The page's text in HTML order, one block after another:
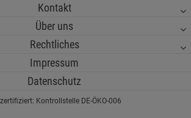
Kontakt
Über uns
Rechtliches
Impressum
Datenschutz
zertifiziert: Kontrollstelle DE-ÖKO-006